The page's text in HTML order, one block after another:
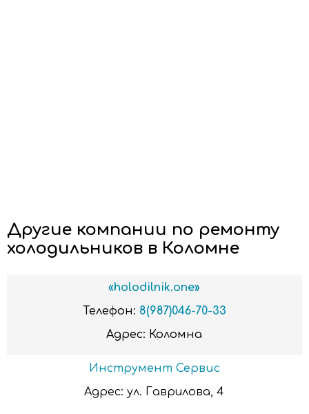
Другие компании по ремонту
холодильников в Коломне
«holodilnik.one»
Телефон: 8(987)046-70-33
Адрес: Коломна
Инструмент Сервис
Адрес: ул. Гаврилова, 4